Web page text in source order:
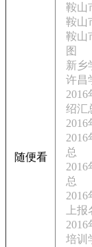
随便看
鞍山
鞍山
鞍山
图
新乡
许昌
绍汇
总
总
上
培训